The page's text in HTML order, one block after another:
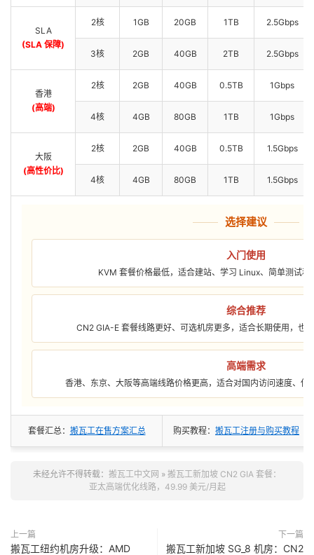
SLA
(SLA 保障)
2核 1GB 20GB 1TB 2.5Gbps
3核 2GB 40GB 2TB 2.5Gbps
香港
(高端)
2核 2GB 40GB 0.5TB 1Gbps
4核 4GB 80GB 1TB 1Gbps
大阪
(高性价比)
2核 2GB 40GB 0.5TB 1.5Gbps
4核 4GB 80GB 1TB 1.5Gbps
选择建议
入门使用
KVM 套餐价格最低，适合建站、学习 Linux、简单测试和
综合推荐
CN2 GIA-E 套餐线路更好、可选机房更多，适合长期使用，也
高端需求
香港、东京、大阪等高端线路价格更高，适合对国内访问速度、低
套餐汇总： 搬瓦工在售方案汇总 购买教程： 搬瓦工注册与购买教程
未经允许不得转载： 搬瓦工中文网 » 搬瓦工新加坡 CN2 GIA 套餐：
亚太高端优化线路，49.99 美元/月起
上一篇
搬瓦工纽约机房升级：AMD
下一篇
搬瓦工新加坡 SG_8 机房：CN2